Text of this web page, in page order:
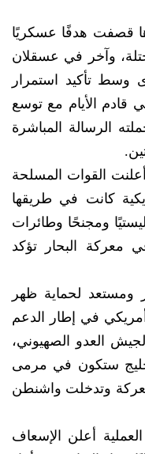
قصفت هدفًا عسكريًا
يافا المحتلة، وآخر في عسقلان
وسط تأكيد استمرار
قادم الأيام مع توسع
الرسالة المباشرة
القوات المسلحة
كانت في طريقها
ب 23 صاروخًا باليستيًا ومجنحًا وطائرات
البحار تؤكد
ومستعد لحماية ظهر
في إطار الدعم
العدو الصهيوني،
ستكون في مرمى
وتدخلت واشنطن
أعلن الإسعاف